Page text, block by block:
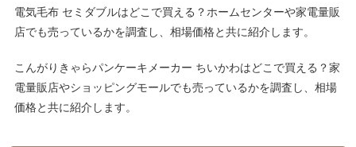
電気毛布 セミダブルはどこで買える？ホームセンターや家電量販
店でも売っているかを調査し、相場価格と共に紹介します。
こんがりきゃらパンケーキメーカー ちいかわはどこで買える？家
電量販店やショッピングモールでも売っているかを調査し、相場
価格と共に紹介します。